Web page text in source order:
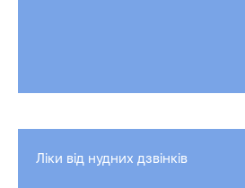
Ліки від нудних дзвінків